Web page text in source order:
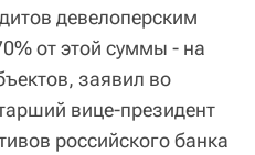
девелоперским
от этой суммы - на
заявил во
вице-президент
российского банка